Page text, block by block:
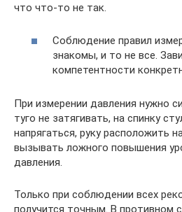
что что-то не так.
Соблюдение правил
знакомы, и то не все.
компетентности
При измерении давления нужно
туго не затягивать, на спинку
напрягаться, руку расположить
вызывать ложного повышения
давления.
Только при соблюдении всех
получится точным. В противном